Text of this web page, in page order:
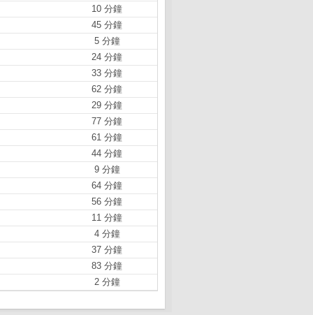
10 分鐘
45 分鐘
5 分鐘
24 分鐘
33 分鐘
62 分鐘
29 分鐘
77 分鐘
61 分鐘
44 分鐘
9 分鐘
64 分鐘
56 分鐘
11 分鐘
4 分鐘
37 分鐘
83 分鐘
2 分鐘